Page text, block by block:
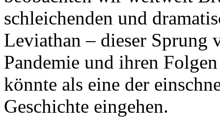
schleichenden und
Leviathan – dieser Sprung
Pandemie und ihren
könnte als eine der
Geschichte eingehen.